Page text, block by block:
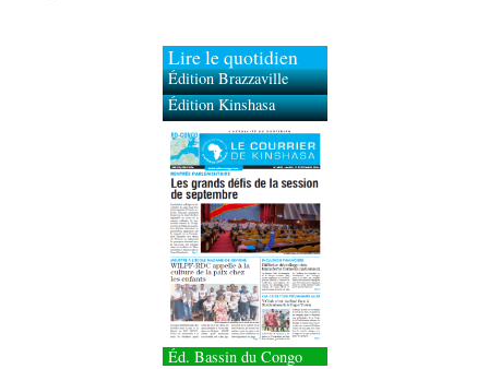
Lire le quotidien
Édition Brazzaville
Édition Kinshasa
Éd. Bassin du Congo